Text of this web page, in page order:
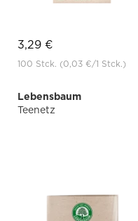
3,29 €
100 Stck. (0,03 €/1 Stck.)
Lebensbaum
Teenetz